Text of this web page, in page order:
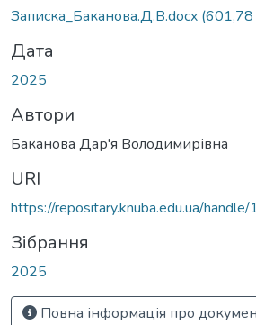
Записка_Баканова.Д.В.docx (601,78
Дата
2025
Автори
Баканова Дар'я Володимирівна
URI
https://repositary.knuba.edu.ua/
Зібрання
2025
Повна інформація про